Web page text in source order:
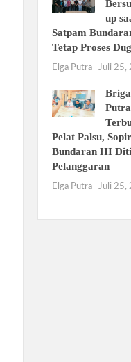
up
Satpam
Tetap Proses
Elga Putra Juli 25,
Pelat Palsu,
Bundaran HI
Pelanggaran
Elga Putra Juli 25,